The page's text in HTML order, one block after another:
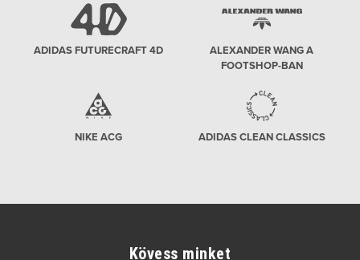
ADIDAS FUTURECRAFT 4D
ALEXANDER WANG A
FOOTSHOP-BAN
NIKE ACG ADIDAS CLEAN CLASSICS
Kövess minket